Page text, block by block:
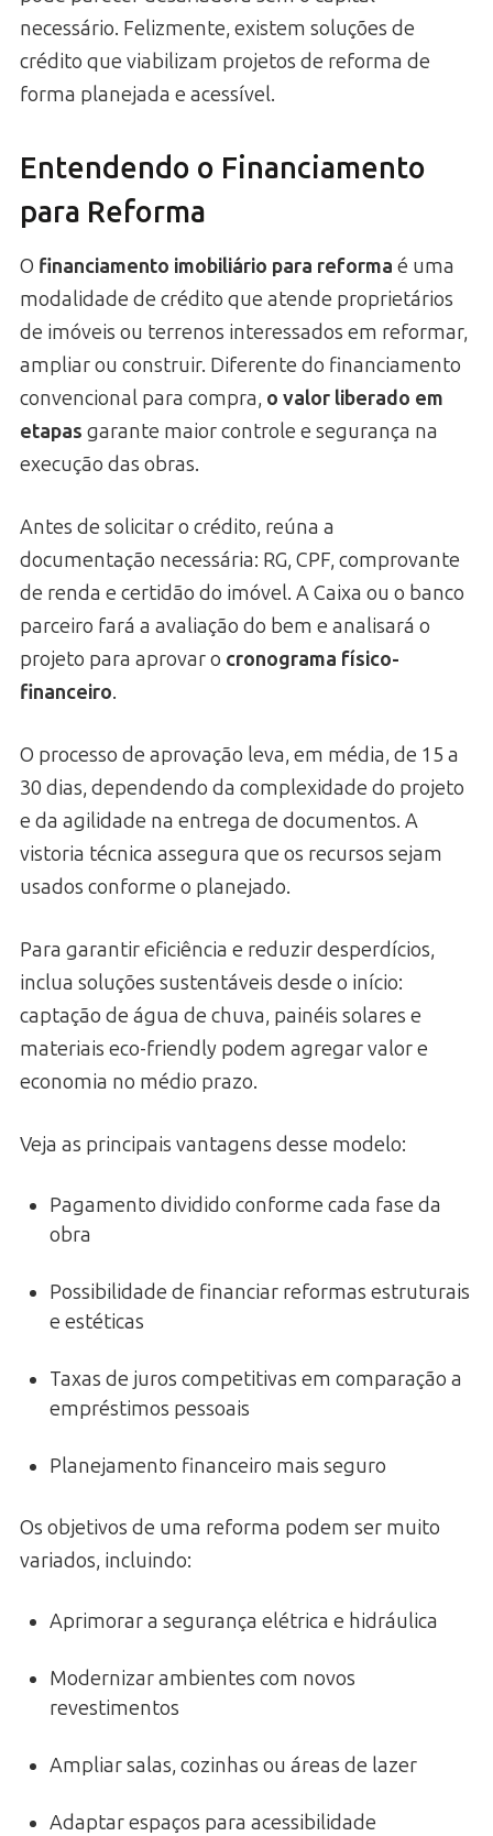
necessário. Felizmente, existem soluções de
crédito que viabilizam projetos de reforma de
forma planejada e acessível.
Entendendo o Financiamento
para Reforma
O financiamento imobiliário para reforma é uma
modalidade de crédito que atende proprietários
de imóveis ou terrenos interessados em reformar,
ampliar ou construir. Diferente do financiamento
convencional para compra, o valor liberado em
etapas garante maior controle e segurança na
execução das obras.
Antes de solicitar o crédito, reúna a
documentação necessária: RG, CPF, comprovante
de renda e certidão do imóvel. A Caixa ou o banco
parceiro fará a avaliação do bem e analisará o
projeto para aprovar o cronograma físico-
financeiro.
O processo de aprovação leva, em média, de 15 a
30 dias, dependendo da complexidade do projeto
e da agilidade na entrega de documentos. A
vistoria técnica assegura que os recursos sejam
usados conforme o planejado.
Para garantir eficiência e reduzir desperdícios,
inclua soluções sustentáveis desde o início:
captação de água de chuva, painéis solares e
materiais eco-friendly podem agregar valor e
economia no médio prazo.
Veja as principais vantagens desse modelo:
Pagamento dividido conforme cada fase da
obra
Possibilidade de financiar reformas estruturais
e estéticas
Taxas de juros competitivas em comparação a
empréstimos pessoais
Planejamento financeiro mais seguro
Os objetivos de uma reforma podem ser muito
variados, incluindo:
Aprimorar a segurança elétrica e hidráulica
Modernizar ambientes com novos
revestimentos
Ampliar salas, cozinhas ou áreas de lazer
Adaptar espaços para acessibilidade